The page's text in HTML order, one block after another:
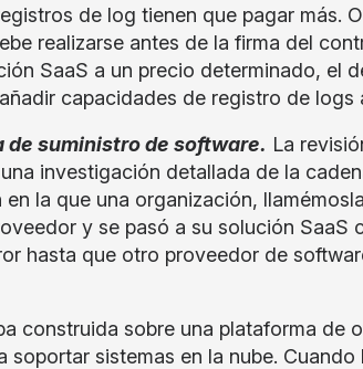
de log tienen que pagar más.
realizarse antes de la firma del
SaaS a un precio determinado, el
capacidades de registro de logs
de suministro de software. La
investigación detallada de la
la que una organización,
y se pasó a su solución SaaS
hasta que otro proveedor de
construida sobre una plataforma de
soportar sistemas en la nube.